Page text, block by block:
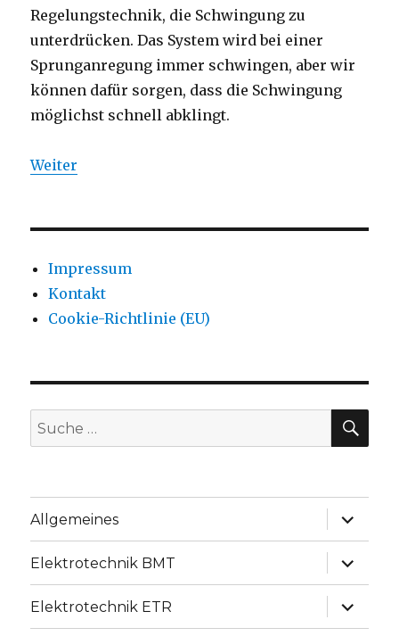
Regelungstechnik, die Schwingung zu
unterdrücken. Das System wird bei einer
Sprunganregung immer schwingen, aber wir
können dafür sorgen, dass die Schwingung
möglichst schnell abklingt.
Weiter
Impressum
Kontakt
Cookie-Richtlinie (EU)
Suche
nach:
Allgemeines
Elektrotechnik BMT
Elektrotechnik ETR